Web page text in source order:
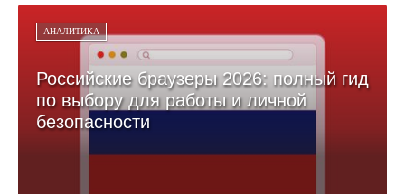
АНАЛИТИКА
Российские браузеры 2026: полный гид
по выбору для работы и личной
безопасности